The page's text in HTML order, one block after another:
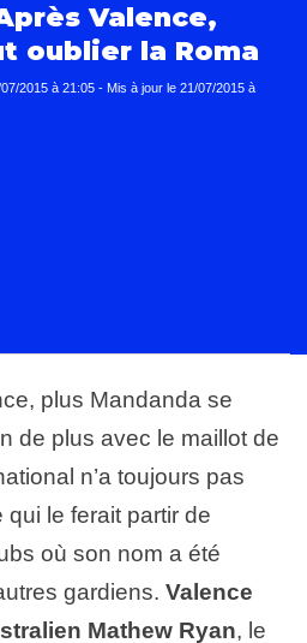
Valence,
oublier la Roma
2015 à 21:05 - Mis à jour le 21/07/2015 à
plus Mandanda se
de plus avec le maillot de
n’a toujours pas
le ferait partir de
où son nom a été
gardiens. Valence
Mathew Ryan, le